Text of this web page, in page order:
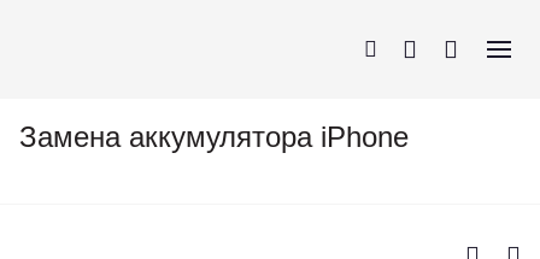
Замена аккумулятора iPhone